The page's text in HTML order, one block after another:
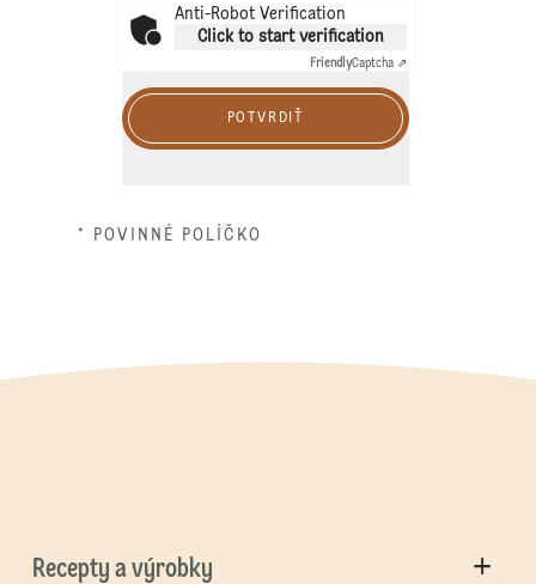
Anti-Robot Verification
Click to start verification
FriendlyCaptcha ⇗
POTVRDIŤ
* POVINNÉ POLÍČKO
Recepty a výrobky